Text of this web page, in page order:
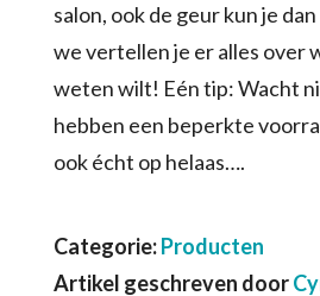
salon, ook de geur kun je
we vertellen je er alles over
weten wilt! Eén tip: Wacht
hebben een beperkte
ook écht op helaas….
Categorie:Producten
Artikel geschreven door